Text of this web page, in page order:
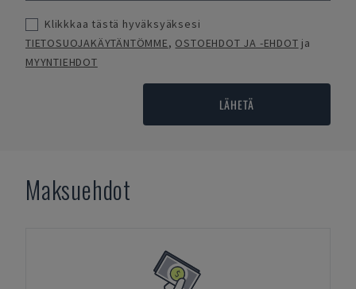
Klikkkaa tästä hyväksyäksesi
TIETOSUOJAKÄYTÄNTÖMME, OSTOEHDOT JA -EHDOT ja
MYYNTIEHDOT
LÄHETÄ
Maksuehdot